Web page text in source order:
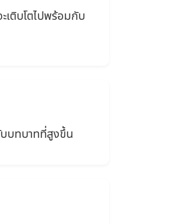
เติบโตไปพร้อมกับ
บบทบาทที่สูงขึ้น